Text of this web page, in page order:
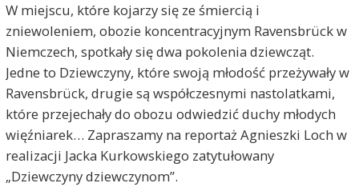
W miejscu, które kojarzy się ze śmiercią i
zniewoleniem, obozie koncentracyjnym Ravensbrück w
Niemczech, spotkały się dwa pokolenia dziewcząt.
Jedne to Dziewczyny, które swoją młodość przeżywały w
Ravensbrück, drugie są współczesnymi nastolatkami,
które przejechały do obozu odwiedzić duchy młodych
więźniarek… Zapraszamy na reportaż Agnieszki Loch w
realizacji Jacka Kurkowskiego zatytułowany
„Dziewczyny dziewczynom”.